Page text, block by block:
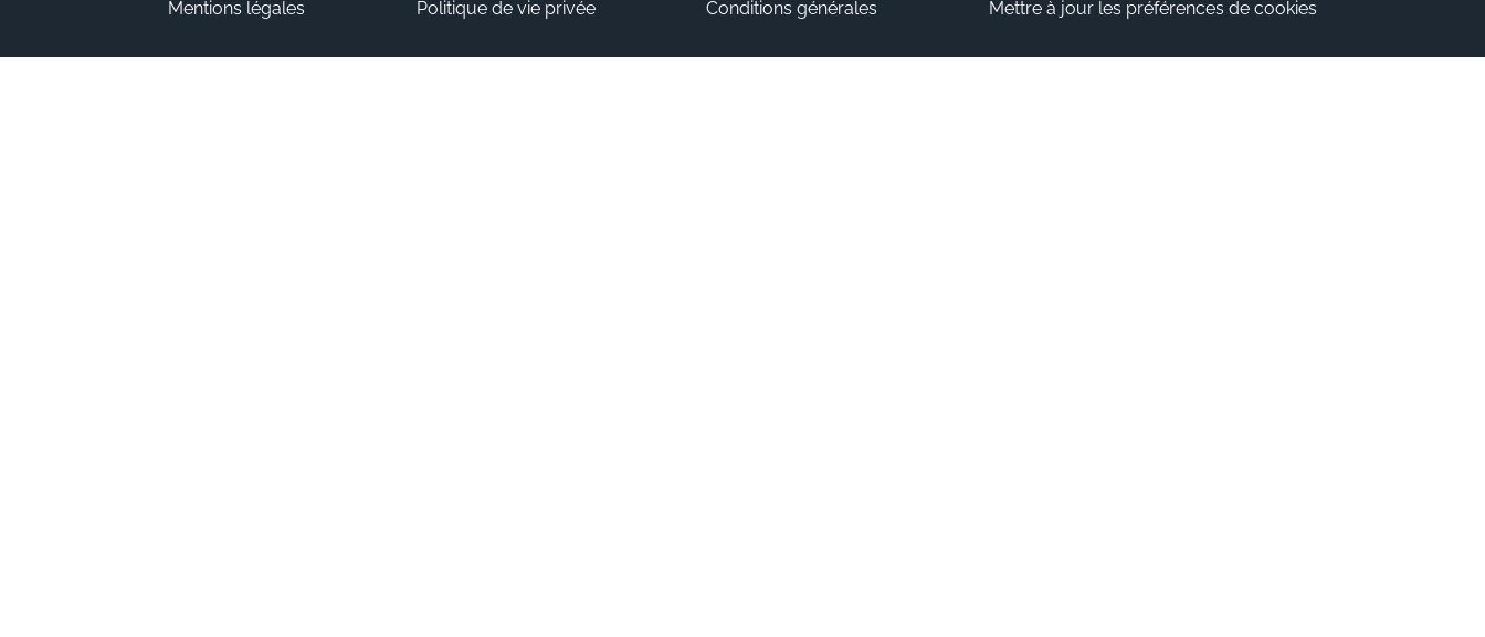
Mentions légales
Politique de vie privée Conditions générales Mettre à jour les préférences de cookies